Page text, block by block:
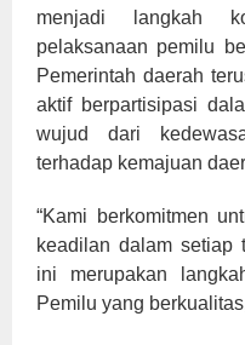
menjadi langkah
pelaksanaan pemilu
Pemerintah daerah
aktif berpartisipasi
wujud dari
terhadap kemajuan
“Kami berkomitmen
keadilan dalam setiap
ini merupakan
Pemilu yang